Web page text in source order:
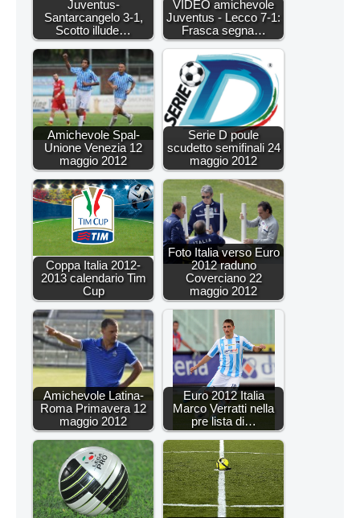
Juventus-
Santarcangelo 3-1,
Scotto illude…
VIDEO amichevole
Juventus - Lecco 7-1:
Frasca segna…
Amichevole Spal-
Unione Venezia 12
maggio 2012
Serie D poule
scudetto semifinali 24
maggio 2012
Coppa Italia 2012-
2013 calendario Tim
Cup
Foto Italia verso Euro
2012 raduno
Coverciano 22
maggio 2012
Amichevole Latina-
Roma Primavera 12
maggio 2012
Euro 2012 Italia
Marco Verratti nella
pre lista di…